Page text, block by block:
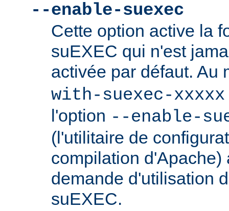
--enable-suexec
Cette option active la
suEXEC qui n'est
activée par défaut. Au
with-suexec-xxxxx
l'option --enable-
(l'utilitaire de
compilation d'Apache)
demande d'utilisation
suEXEC.